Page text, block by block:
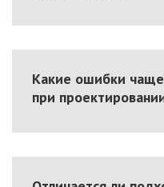
Какие ошибки чаще
при